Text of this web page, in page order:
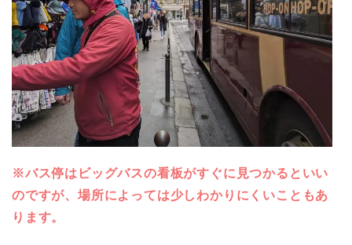
※バス停はビッグバスの看板がすぐに見つかるといい
のですが、場所によっては少しわかりにくいこともあ
ります。